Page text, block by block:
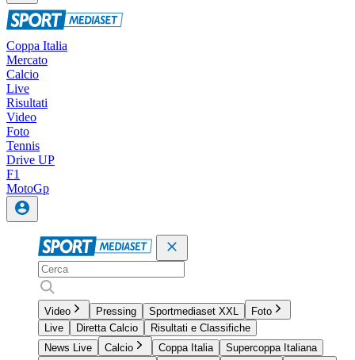
Coppa Italia
Mercato
Calcio
Live
Risultati
Video
Foto
Tennis
Drive UP
F1
MotoGp
Video Pressing Sportmediaset XXL
Foto
Live
Diretta Calcio
Risultati e Classifiche
News Live
Calcio Coppa Italia
Supercoppa Italiana